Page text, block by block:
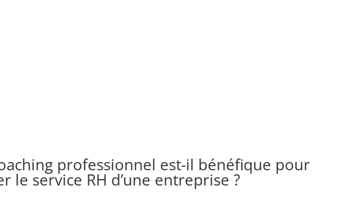
professionnel est-il bénéfique pour
le service RH d’une entreprise ?